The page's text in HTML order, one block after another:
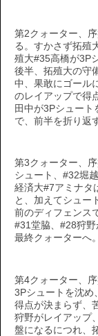
第2クォーター、
る。すかさず拓殖
殖大#35高橋が3P
後半、拓殖大の守
中、果敢にゴール
のレイアップで得
田中が3Pシュー
で、前半を折り返
第3クォーター、
シュート、#32堀
経済大#7アミナタ
と、加えてシュー
前のディフェンス
#31堂脇、#28狩野
最終クォーターへ。
第4クォーター、
3Pシュートを沈め
得点が決まらず、
狩野がレイアップ
盤になるにつれ、